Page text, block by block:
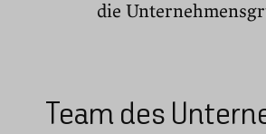
die
Team des